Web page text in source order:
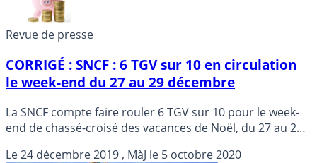
Revue de presse
CORRIGÉ : SNCF : 6 TGV sur 10 en circulation
le week-end du 27 au 29 décembre
La SNCF compte faire rouler 6 TGV sur 10 pour le week-
end de chassé-croisé des vacances de Noël, du 27 au 29
Le24 décembre 2019 , MàJ le 5 octobre 2020